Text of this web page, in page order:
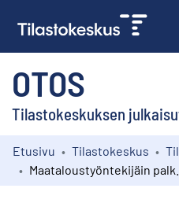
OTOS
Tilastokeskuksen
Kokoelmat
Etusivu Tilastokeskus